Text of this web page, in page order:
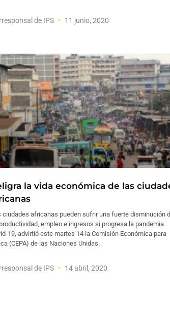
de IPS 11 junio, 2020
la vida económica de las
ciudades africanas pueden sufrir una fuerte disminución
empleo e ingresos si progresa la pandemia
19, advirtió este martes 14 la Comisión Económica para
(CEPA) de las Naciones Unidas.
de IPS 14 abril, 2020